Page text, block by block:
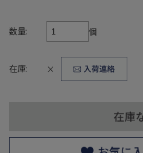
数量: 個
在庫: ×